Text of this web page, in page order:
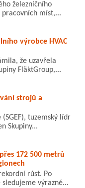
železničního
pracovních míst,...
výrobce HVAC
že uzavřela
FläktGroup,...
strojů a
tuzemský lídr
Skupiny...
172 500 metrů
růst. Po
výrazné...